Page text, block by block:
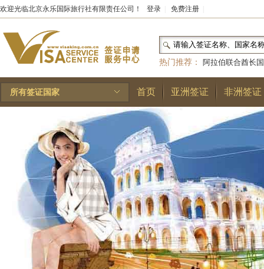
欢迎光临北京永乐国际旅行社有限责任公司！ 登录 免费注册
热门推荐：
阿拉伯联合酋长国
和国|布基纳法索|巴勒斯坦
林王国|安道尔公国|
所有签证国家 首页 亚洲签证 非洲签证